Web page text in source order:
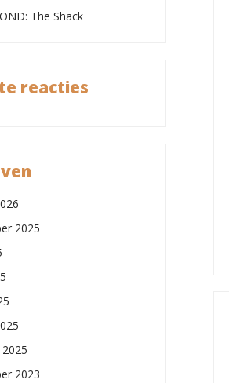
The Shack
reacties
2025
2023